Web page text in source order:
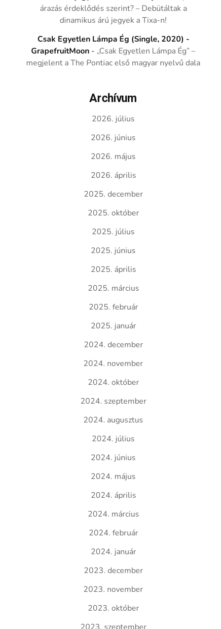
árazás érdeklődés szerint? – Debütáltak a
dinamikus árú jegyek a Tixa-n!
Csak Egyetlen Lámpa Ég (Single, 2020) -
GrapefruitMoon - „Csak Egyetlen Lámpa Ég” –
megjelent a The Pontiac első magyar nyelvű dala
Archívum
2026. július
2026. június
2026. május
2026. április
2025. december
2025. október
2025. július
2025. június
2025. április
2025. március
2025. február
2025. január
2024. december
2024. november
2024. október
2024. szeptember
2024. augusztus
2024. július
2024. június
2024. május
2024. április
2024. március
2024. február
2024. január
2023. december
2023. november
2023. október